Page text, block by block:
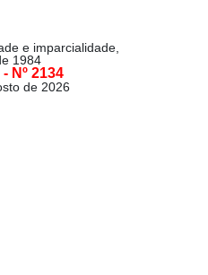
e imparcialidade,
1984
Nº 2134
de 2026